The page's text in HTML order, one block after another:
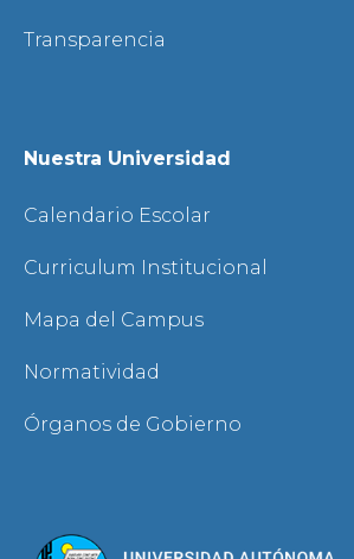
Transparencia
Nuestra Universidad
Calendario Escolar
Curriculum Institucional
Mapa del Campus
Normatividad
Órganos de Gobierno